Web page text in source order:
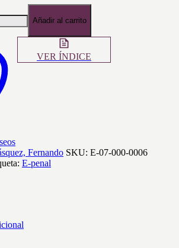
Añadir al carrito
VER ÍNDICE
Fernando SKU: E-07-000-0006
e-penal